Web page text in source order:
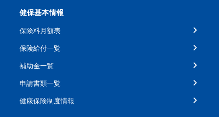
健保基本情報
保険料月額表
保険給付一覧
補助金一覧
申請書類一覧
健康保険制度情報